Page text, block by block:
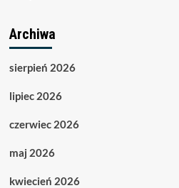
Archiwa
sierpień 2026
lipiec 2026
czerwiec 2026
maj 2026
kwiecień 2026